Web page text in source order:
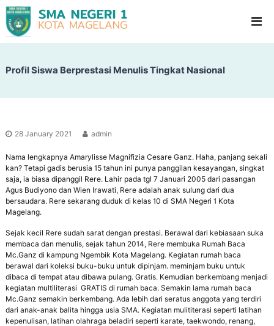
A
e
e
M
a
g
e
a
n
g
d
o
o
H
c
h
o
o
l
Profil Siswa Berprestasi Menulis Tingkat Nasional
28 January 2021 admin
Nama lengkapnya Amarylisse Magnifizia Cesare Ganz. Haha, panjang sekali
kan? Tetapi gadis berusia 15 tahun ini punya panggilan kesayangan, singkat
saja, ia biasa dipanggil Rere. Lahir pada tgl 7 Januari 2005 dari pasangan
Agus Budiyono dan Wien Irawati, Rere adalah anak sulung dari dua
bersaudara. Rere sekarang duduk di kelas 10 di SMA Negeri 1 Kota
Magelang.
Sejak kecil Rere sudah sarat dengan prestasi. Berawal dari kebiasaan suka
membaca dan menulis, sejak tahun 2014, Rere membuka Rumah Baca
Mc.Ganz di kampung Ngembik Kota Magelang. Kegiatan rumah baca
berawal dari koleksi buku-buku untuk dipinjam. meminjam buku untuk
dibaca di tempat atau dibawa pulang. Gratis. Kemudian berkembang menjadi
kegiatan multiliterasi GRATIS di rumah baca. Semakin lama rumah baca
Mc.Ganz semakin berkembang. Ada lebih dari seratus anggota yang terdiri
dari anak-anak balita hingga usia SMA. Kegiatan mulititerasi seperti latihan
kepenulisan, latihan olahraga beladiri seperti karate, taekwondo, renang,